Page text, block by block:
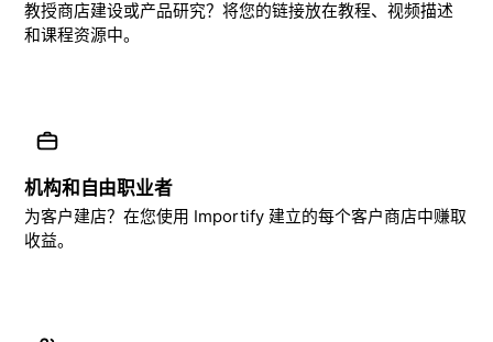
教授商店建设或产品研究？将您的链接放在教程、视频描述
和课程资源中。
机构和自由职业者
为客户建店？在您使用 Importify 建立的每个客户商店中赚取
收益。